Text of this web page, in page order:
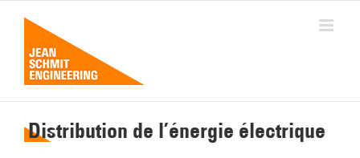
contenu
Distribution de l’énergie électrique